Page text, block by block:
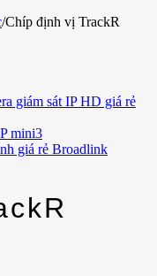
/Chíp định vị TrackR
giám sát IP HD giá rẻ
giá rẻ Broadlink